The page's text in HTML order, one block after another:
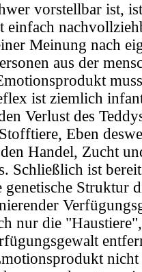
vorstellbar ist,
einfach
Meinung nach
aus der
ist ziemlich
Verlust des
Eben
Handel, Zucht
Schließlich ist
Struktur
nur die